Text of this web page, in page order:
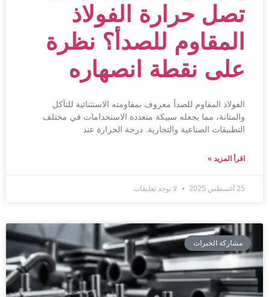
تصل حرارة الفولاذ
المقاوم للصدأ؟ نظرة
على نقطة انصهاره
الفولاذ المقاوم للصدأ معروف بمقاومته الاستثنائية للتآكل
والمتانة، مما يجعله سبيكة متعددة الاستخدامات في مختلف
التطبيقات الصناعية والتجارية. درجة الحرارة عند
اقرأ المزيد »
25 أغسطس 2025 لا توجد تعليقات
مشاركة الخبرات